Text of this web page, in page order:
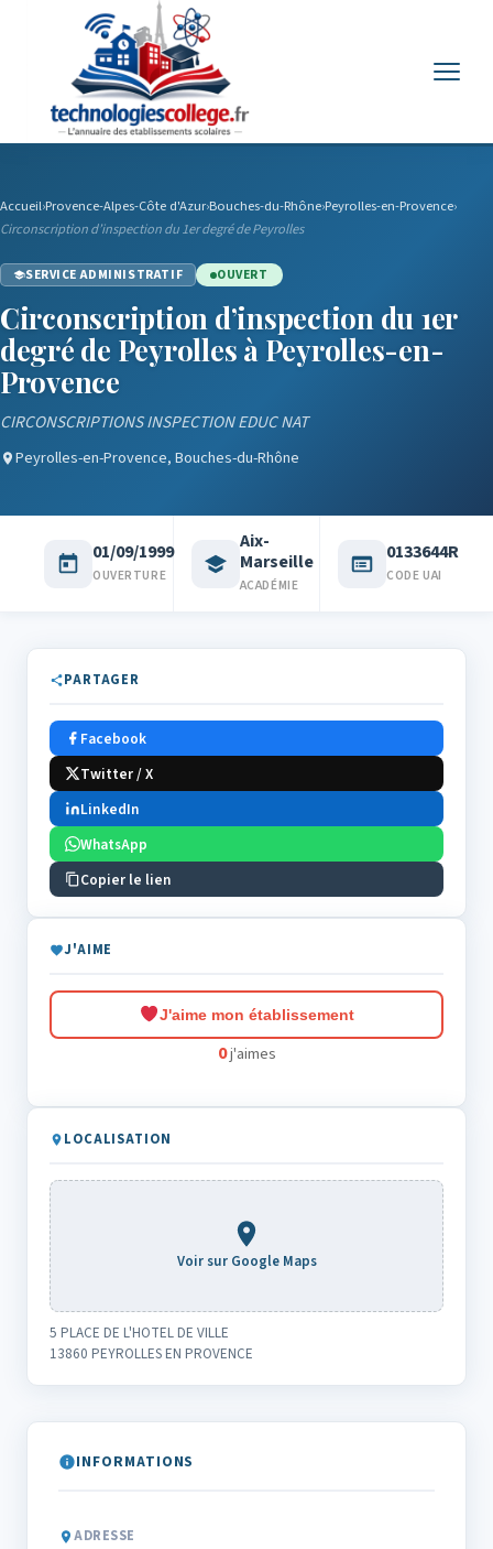
Accueil›Provence-Alpes-Côte d'Azur›Bouches-du-Rhône›Peyrolles-en-Provence›
Circonscription d’inspection du 1er degré de Peyrolles
SERVICE ADMINISTRATIF OUVERT
Circonscription d’inspection du 1er
degré de Peyrolles à Peyrolles-en-
Provence
CIRCONSCRIPTIONS INSPECTION EDUC NAT
Peyrolles-en-Provence, Bouches-du-Rhône
01/09/1999
OUVERTURE
Aix-
Marseille
ACADÉMIE
0133644R
CODE UAI
INFORMATIONS
ADRESSE
PARTAGER
Facebook
Twitter / X
LinkedIn
WhatsApp
Copier le lien
J'AIME
J'aime mon établissement
0j'aimes
LOCALISATION
Voir sur Google Maps
5 PLACE DE L'HOTEL DE VILLE
13860 PEYROLLES EN PROVENCE